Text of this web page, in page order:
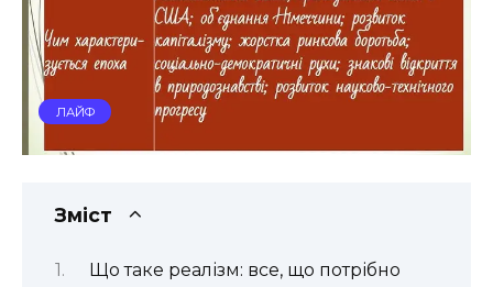
ЛАЙФ
Зміст
Що таке реалізм: все, що потрібно